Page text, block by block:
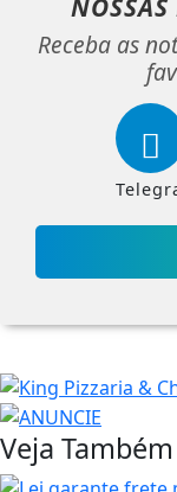
Receba as
Veja Também